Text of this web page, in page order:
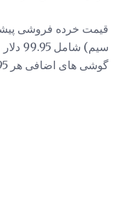
سیم)
گوشی های اضافی هر 39.95 دلار است.